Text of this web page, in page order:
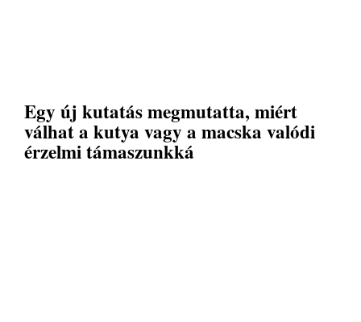
Egy új kutatás megmutatta, miért
válhat a kutya vagy a macska valódi
érzelmi támaszunkká